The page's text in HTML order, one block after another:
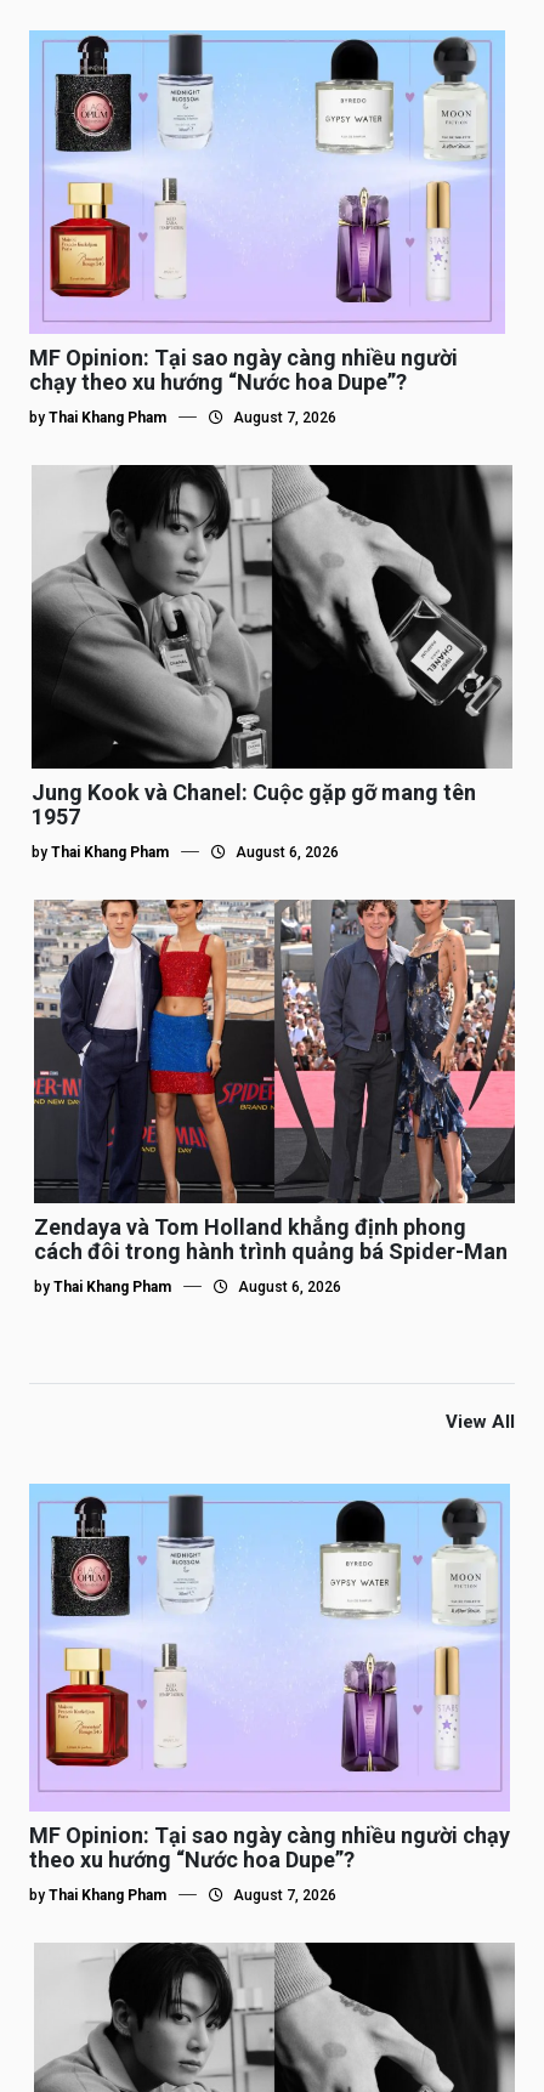
MF Opinion: Tại sao ngày càng nhiều người
chạy theo xu hướng “Nước hoa Dupe”?
by Thai Khang Pham August 7, 2026
Jung Kook và Chanel: Cuộc gặp gỡ mang tên
1957
by Thai Khang Pham August 6, 2026
Zendaya và Tom Holland khẳng định phong
cách đôi trong hành trình quảng bá Spider-Man
by Thai Khang Pham August 6, 2026
View All
MF Opinion: Tại sao ngày càng nhiều người chạy
theo xu hướng “Nước hoa Dupe”?
by Thai Khang Pham August 7, 2026